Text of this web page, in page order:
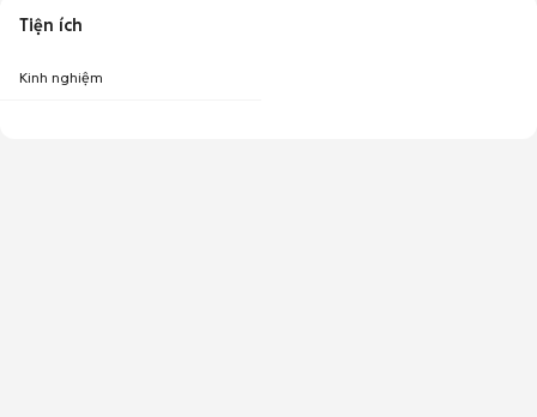
Tiện ích
Kinh nghiệm